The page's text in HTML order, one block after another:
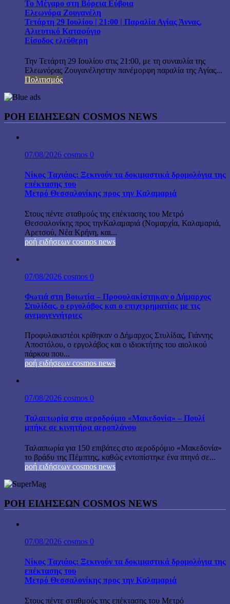
Το Μέγαρο στη Βόρεια Εύβοια
Ελεωνόρα Ζουγανέλη
Τετάρτη 29 Ιουλίου | 21:00 | Παραλία Αγίας Άννας,
Αλιευτικό Καταφύγιο
Είσοδος ελεύθερη
Την Τετάρτη 29 Ιουλίου στις 21:00, με τη συναυλία της
Ελεωνόρας Ζουγανέληστην πανέμορφη παραλία της Αγίας...
Πολιτισμός
ΡΟΗ ΕΙΔΗΣΕΩΝ COSMOS NEWS
07/08/2026 cosmos 0
Νίκος Ταχιάος: Ξεκινούν τα δοκιμαστικά δρομολόγια της
επέκτασης του
Μετρό Θεσσαλονίκης προς την Καλαμαριά
Στους πέντε σταθμούς της επέκτασης του Μετρό
Θεσσαλονίκης προς τηνΚαλαμαριά (Νομαρχία, Καλαμαριά,
Αρετσού, Νέα Κρήνη, και...
ροή ειδήσεων cosmos news
07/08/2026 cosmos 0
Φωτιά στη Βοιωτία – Προφυλακίστηκαν ο Δήμαρχος
Στυλίδας, ο εργολάβος και ο επιχειρηματίας με τις
ανεμογεννήτριες
Προφυλακιστέοι κρίθηκαν ο Δήμαρχος Στυλίδας, Γιάννης
Αποστόλου, ο εργολάβος και ο ιδιοκτήτης του αιολικού
πάρκου που...
ροή ειδήσεων cosmos news
07/08/2026 cosmos 0
Ταλαιπωρία στο αεροδρόμιο «Μακεδονία» – Πουλί
μπήκε σε κινητήρα αεροπλάνου
Ταλαιπωρία για 150 επιβάτες στο αεροδρόμιο «Μακεδονία»
το βράδυ της Πέμπτης, καθώς εντοπίστηκε ένα πτηνό σε...
ροή ειδήσεων cosmos news
ΡΟΉ ΕΙΔΉΣΕΩΝ COSMOS NEWS
07/08/2026 cosmos 0
Νίκος Ταχιάος: Ξεκινούν τα δοκιμαστικά δρομολόγια της
επέκτασης του
Μετρό Θεσσαλονίκης προς την Καλαμαριά
Στους πέντε σταθμούς της επέκτασης του Μετρό